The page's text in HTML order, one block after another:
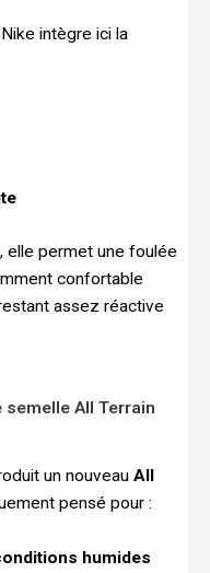
intègre ici la
elle permet une foulée
confortable
assez réactive
All Terrain
un nouveau All
pensé pour :
humides